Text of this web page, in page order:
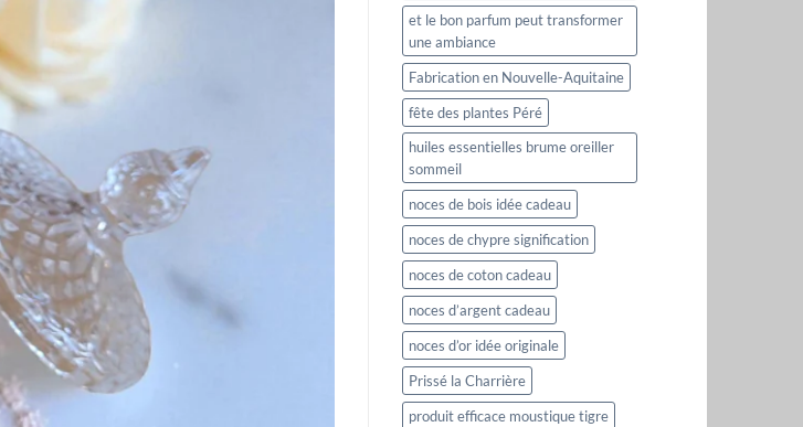
et le bon parfum peut transformer
une ambiance
Fabrication en Nouvelle-Aquitaine
fête des plantes Péré
huiles essentielles brume oreiller
sommeil
noces de bois idée cadeau
noces de chypre signification
noces de coton cadeau
noces d’argent cadeau
noces d’or idée originale
Prissé la Charrière
produit efficace moustique tigre